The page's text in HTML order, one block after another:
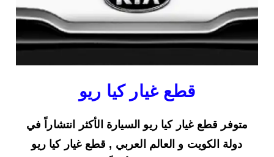
قطع غيار كيا ريو
متوفر قطع غيار كيا ريو السيارة الأكثر انتشاراً في
دولة الكويت و العالم العربي , قطع غيار كيا ريو